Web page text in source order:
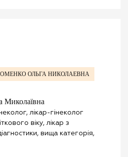
ОЛЬГА НИКОЛАЕВНА
Миколаївна
лікар-гінеколог
віку, лікар з
вища категорія,